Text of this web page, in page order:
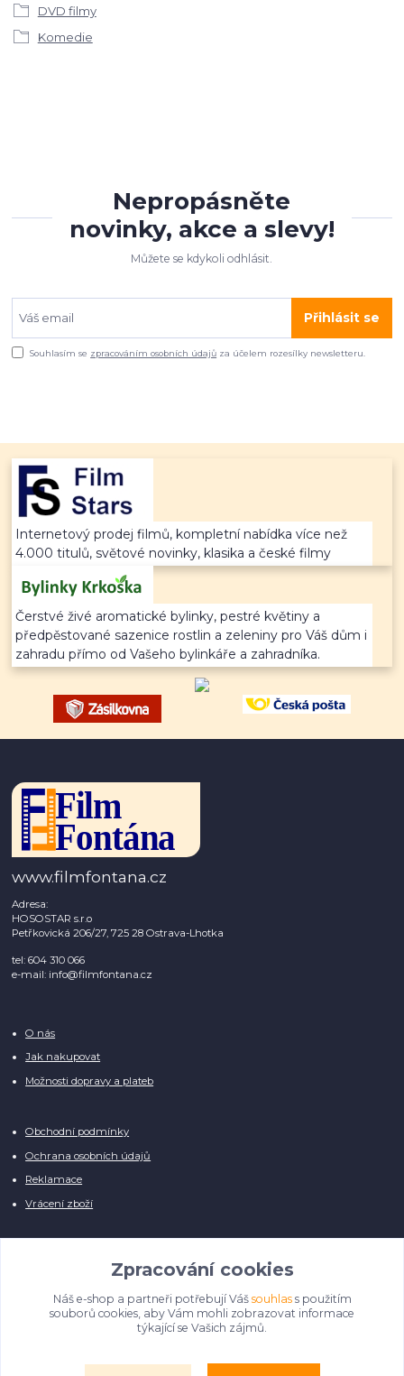
DVD filmy
Komedie
Nepropásněte
novinky, akce a slevy!
Můžete se kdykoli odhlásit.
Přihlásit se
Souhlasím se zpracováním osobních údajů za účelem rozesílky newsletteru.
Internetový prodej filmů, kompletní nabídka více než
4.000 titulů, světové novinky, klasika a české filmy
Čerstvé živé aromatické bylinky, pestré květiny a
předpěstované sazenice rostlin a zeleniny pro Váš dům i
zahradu přímo od Vašeho bylinkáře a zahradníka.
www.filmfontana.cz
Adresa:
HOSOSTAR s.r.o
Petřkovická 206/27, 725 28 Ostrava-Lhotka
tel: 604 310 066
e-mail: info@filmfontana.cz
O nás
Jak nakupovat
Možnosti dopravy a plateb
Obchodní podmínky
Ochrana osobních údajů
Reklamace
Vrácení zboží
Manuálně pro Vás kontrolujeme každý produkt, přesto se může stát, že u
několika z nich je vyobrazen pouze obrázek informativního charakteru.
Omlouváme se, na úpravě databáze pilně pracujeme.
Zpracování cookies
Náš e-shop a partneři potřebují Váš souhlass použitím
souborů cookies, aby Vám mohli zobrazovat informace
týkající se Vašich zájmů.